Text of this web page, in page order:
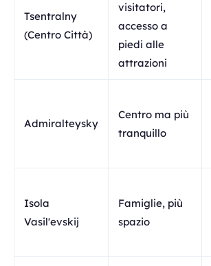
Tsentralny
(Centro Città)
visitatori,
accesso a
piedi alle
attrazioni
Admiralteysky
Centro ma più
tranquillo
Isola
Vasil'evskij
Famiglie, più
spazio